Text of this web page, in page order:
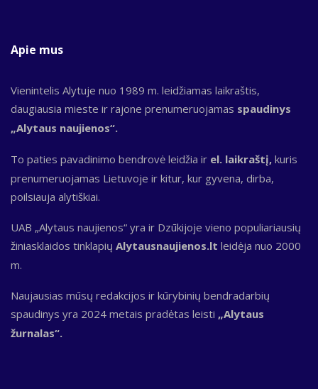
Apie mus
Vienintelis Alytuje nuo 1989 m. leidžiamas laikraštis,
daugiausia mieste ir rajone prenumeruojamas spaudinys
„Alytaus naujienos“.
To paties pavadinimo bendrovė leidžia ir el. laikraštį, kuris
prenumeruojamas Lietuvoje ir kitur, kur gyvena, dirba,
poilsiauja alytiškiai.
UAB „Alytaus naujienos“ yra ir Dzūkijoje vieno populiariausių
žiniasklaidos tinklapių Alytausnaujienos.lt leidėja nuo 2000
m.
Naujausias mūsų redakcijos ir kūrybinių bendradarbių
spaudinys yra 2024 metais pradėtas leisti „Alytaus
žurnalas“.